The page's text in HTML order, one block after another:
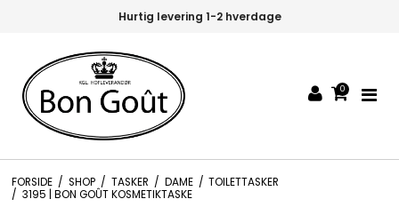
Hurtig levering 1-2 hverdage
0
FORSIDE / SHOP / TASKER / DAME / TOILETTASKER
/ 3195 | BON GOÛT KOSMETIKTASKE